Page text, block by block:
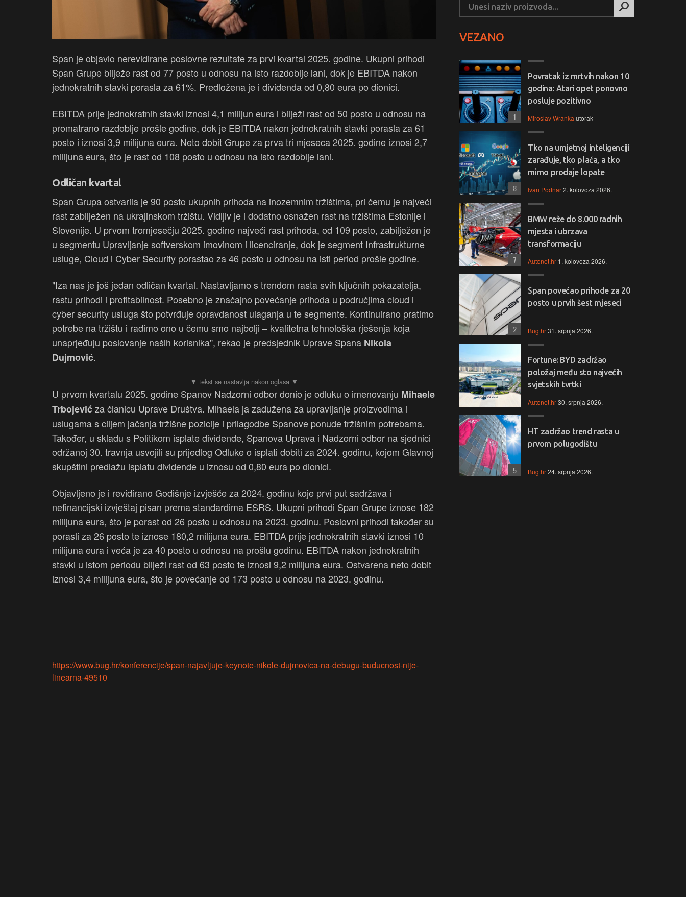
Span je objavio nerevidirane poslovne rezultate za prvi kvartal 2025. godine. Ukupni prihodi
Span Grupe bilježe rast od 77 posto u odnosu na isto razdoblje lani, dok je EBITDA nakon
jednokratnih stavki porasla za 61%. Predložena je i dividenda od 0,80 eura po dionici.
EBITDA prije jednokratnih stavki iznosi 4,1 milijun eura i bilježi rast od 50 posto u odnosu na
promatrano razdoblje prošle godine, dok je EBITDA nakon jednokratnih stavki porasla za 61
posto i iznosi 3,9 milijuna eura. Neto dobit Grupe za prva tri mjeseca 2025. godine iznosi 2,7
milijuna eura, što je rast od 108 posto u odnosu na isto razdoblje lani.
Odličan kvartal
Span Grupa ostvarila je 90 posto ukupnih prihoda na inozemnim tržištima, pri čemu je najveći
rast zabilježen na ukrajinskom tržištu. Vidljiv je i dodatno osnažen rast na tržištima Estonije i
Slovenije. U prvom tromjesečju 2025. godine najveći rast prihoda, od 109 posto, zabilježen je
u segmentu Upravljanje softverskom imovinom i licenciranje, dok je segment Infrastrukturne
usluge, Cloud i Cyber Security porastao za 46 posto u odnosu na isti period prošle godine.
"Iza nas je još jedan odličan kvartal. Nastavljamo s trendom rasta svih ključnih pokazatelja,
rastu prihodi i profitabilnost. Posebno je značajno povećanje prihoda u područjima cloud i
cyber security usluga što potvrđuje opravdanost ulaganja u te segmente. Kontinuirano pratimo
potrebe na tržištu i radimo ono u čemu smo najbolji – kvalitetna tehnološka rješenja koja
unaprjeđuju poslovanje naših korisnika", rekao je predsjednik Uprave Spana Nikola
Dujmović.
U prvom kvartalu 2025. godine Spanov Nadzorni odbor donio je odluku o imenovanju Mihaele
Trbojevićza članicu Uprave Društva. Mihaela ja zadužena za upravljanje proizvodima i
uslugama s ciljem jačanja tržišne pozicije i prilagodbe Spanove ponude tržišnim potrebama.
Također, u skladu s Politikom isplate dividende, Spanova Uprava i Nadzorni odbor na sjednici
održanoj 30. travnja usvojili su prijedlog Odluke o isplati dobiti za 2024. godinu, kojom Glavnoj
skupštini predlažu isplatu dividende u iznosu od 0,80 eura po dionici.
Objavljeno je i revidirano Godišnje izvješće za 2024. godinu koje prvi put sadržava i
nefinancijski izvještaj pisan prema standardima ESRS. Ukupni prihodi Span Grupe iznose 182
milijuna eura, što je porast od 26 posto u odnosu na 2023. godinu. Poslovni prihodi također su
porasli za 26 posto te iznose 180,2 milijuna eura. EBITDA prije jednokratnih stavki iznosi 10
milijuna eura i veća je za 40 posto u odnosu na prošlu godinu. EBITDA nakon jednokratnih
stavki u istom periodu bilježi rast od 63 posto te iznosi 9,2 milijuna eura. Ostvarena neto dobit
iznosi 3,4 milijuna eura, što je povećanje od 173 posto u odnosu na 2023. godinu.
https://www.bug.hr/konferencije/span-najavljuje-keynote-nikole-dujmovica-na-debugu-buducnost-nije-
linearna-49510
VEZANO
Povratak iz mrtvih nakon 10
godina: Atari opet ponovno
posluje pozitivno
Miroslav Wranka utorak
1
Tko na umjetnoj inteligenciji
zarađuje, tko plaća, a tko
mirno prodaje lopate
Ivan Podnar2. kolovoza 2026.
8
BMW reže do 8.000 radnih
mjesta i ubrzava
transformaciju
Autonet.hr 1. kolovoza 2026.
7
Span povećao prihode za 20
posto u prvih šest mjeseci
Bug.hr31. srpnja 2026.
2
Fortune: BYD zadržao
položaj među sto najvećih
svjetskih tvrtki
Autonet.hr30. srpnja 2026.
HT zadržao trend rasta u
prvom polugodištu
Bug.hr24. srpnja 2026.
5